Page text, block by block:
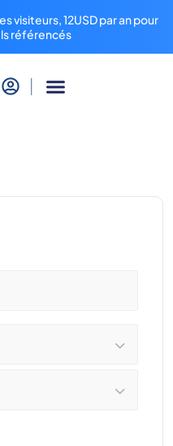
visiteurs, 12USD par an pour
référencés